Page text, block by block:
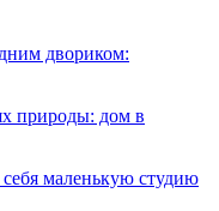
двориком:
природы: дом в
себя маленькую студию